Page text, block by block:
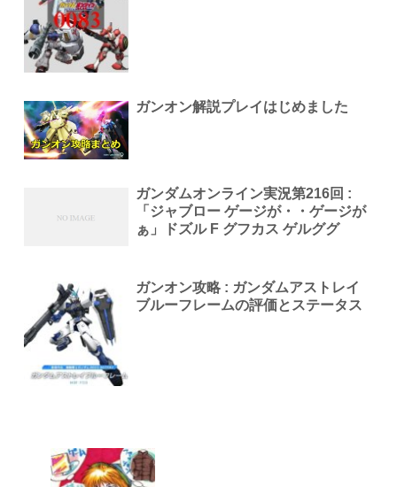
ガンオン解説プレイはじめました
ガンダムオンライン実況第216回 :
「ジャブロー ゲージが・・ゲージが
ぁ」ドズル F グフカス ゲルググ
ガンオン攻略 : ガンダムアストレイ
ブルーフレームの評価とステータス